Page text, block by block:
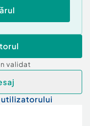
validat